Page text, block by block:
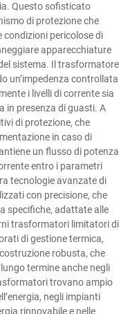
Questo sofisticato
di protezione che
condizioni pericolose di
apparecchiature
sistema. Il trasformatore
un’impedenza controllata
i livelli di corrente sia
in presenza di guasti. A
di protezione, che
in caso di
un flusso di potenza
entro i parametri
tecnologie avanzate di
con precisione, che
specifiche, adattate alle
trasformatori limitatori di
di gestione termica,
robusta, che
termine anche negli
trovano ampio
negli impianti
rinnovabile e nelle